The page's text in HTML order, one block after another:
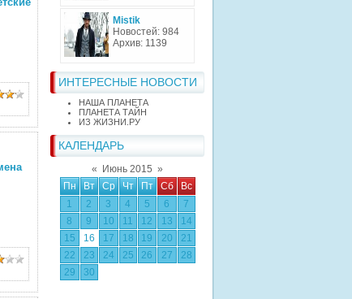
Mistik
Новостей: 984
Архив: 1139
ИНТЕРЕСНЫЕ НОВОСТИ
НАША ПЛАНЕТА
ПЛАНЕТА ТАЙН
ИЗ ЖИЗНИ.РУ
КАЛЕНДАРЬ
« Июнь 2015 »
Пн
Вт Ср Чт Пт Сб
Вс
1
2 3 4 5 6
7
8
9 10 11 12 13
14
15
16 17 18 19 20
21
22
23 24 25 26 27
28
29
30